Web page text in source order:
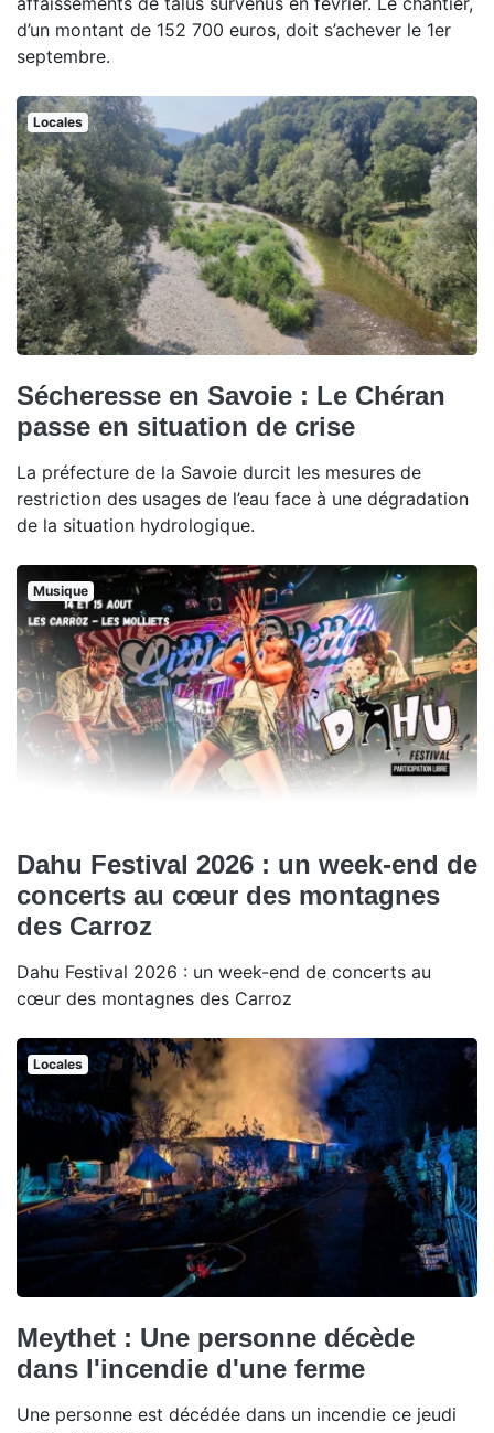
d’un montant de 152 700 euros, doit s’achever le 1er
septembre.
Locales
Sécheresse en Savoie : Le Chéran
passe en situation de crise
La préfecture de la Savoie durcit les mesures de
restriction des usages de l’eau face à une dégradation
de la situation hydrologique.
Musique
Dahu Festival 2026 : un week-end de
concerts au cœur des montagnes
des Carroz
Dahu Festival 2026 : un week-end de concerts au
cœur des montagnes des Carroz
Locales
Meythet : Une personne décède
dans l'incendie d'une ferme
Une personne est décédée dans un incendie ce jeudi